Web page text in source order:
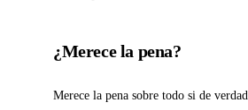
¿Merece la pena?
Merece la pena sobre todo si de